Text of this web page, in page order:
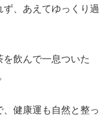
、あえてゆっくり過
飲んで一息ついた
健康運も自然と整っ